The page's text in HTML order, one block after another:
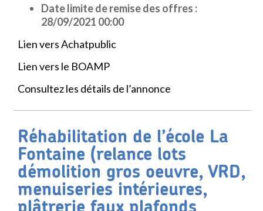
Date limite de remise des offres :
28/09/2021 00:00
Lien vers Achatpublic
Lien vers le BOAMP
Consultez les détails de l’annonce
Réhabilitation de l’école La
Fontaine (relance lots
démolition gros oeuvre, VRD,
menuiseries intérieures,
plâtrerie faux plafonds